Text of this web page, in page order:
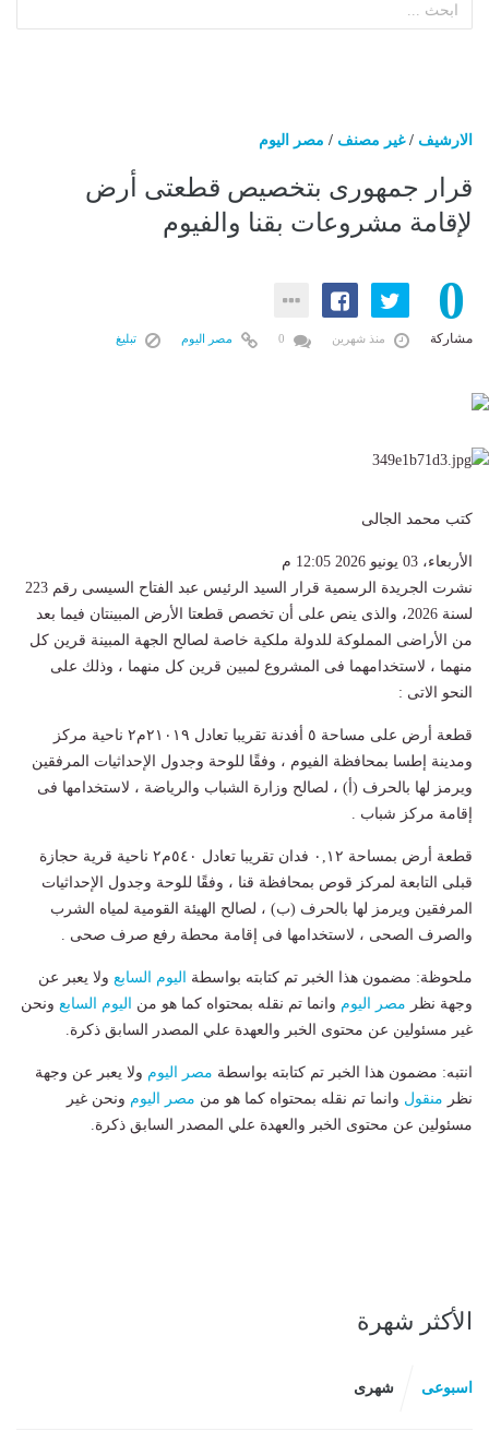
الارشيف /غير مصنف / مصر اليوم
قرار جمهورى بتخصيص قطعتى أرض
لإقامة مشروعات بقنا والفيوم
0
مشاركة منذ شهرين مصر اليوم تبليغ
كتب محمد الجالى
الأربعاء، 03 يونيو 2026 12:05 م
نشرت الجريدة الرسمية قرار السيد الرئيس عبد الفتاح السيسى رقم 223
لسنة 2026، والذى ينص على أن تخصص قطعتا الأرض المبينتان فيما بعد
من الأراضى المملوكة للدولة ملكية خاصة لصالح الجهة المبينة قرين كل
منهما ، لاستخدامهما فى المشروع لمبين قرين كل منهما ، وذلك على
النحو الاتى :
قطعة أرض على مساحة ٥ أفدنة تقريبا تعادل ٢١٠١٩م٢ ناحية مركز
ومدينة إطسا بمحافظة الفيوم ، وفقًا للوحة وجدول الإحداثيات المرفقين
ويرمز لها بالحرف (أ) ، لصالح وزارة الشباب والرياضة ، لاستخدامها فى
إقامة مركز شباب .
قطعة أرض بمساحة ٠,١٢ فدان تقريبا تعادل ٥٤٠م٢ ناحية قرية حجازة
قبلى التابعة لمركز قوص بمحافظة قنا ، وفقًا للوحة وجدول الإحداثيات
المرفقين ويرمز لها بالحرف (ب) ، لصالح الهيئة القومية لمياه الشرب
والصرف الصحى ، لاستخدامها فى إقامة محطة رفع صرف صحى .
ملحوظة: مضمون هذا الخبر تم كتابته بواسطة اليوم السابع ولا يعبر عن
وجهة نظر مصر اليوم وانما تم نقله بمحتواه كما هو من اليوم السابع ونحن
غير مسئولين عن محتوى الخبر والعهدة علي المصدر السابق ذكرة.
انتبه: مضمون هذا الخبر تم كتابته بواسطة مصر اليوم ولا يعبر عن وجهة
نظر منقول وانما تم نقله بمحتواه كما هو من مصر اليوم ونحن غير
مسئولين عن محتوى الخبر والعهدة علي المصدر السابق ذكرة.
الأكثر شهرة
اسبوعى شهرى